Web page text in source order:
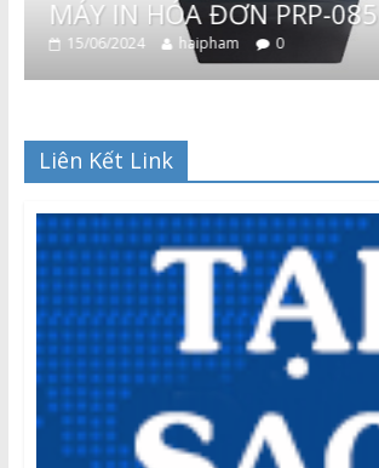
MÁY IN HÓA ĐƠN PRP-085
15/06/2024 haipham 0
Liên Kết Link